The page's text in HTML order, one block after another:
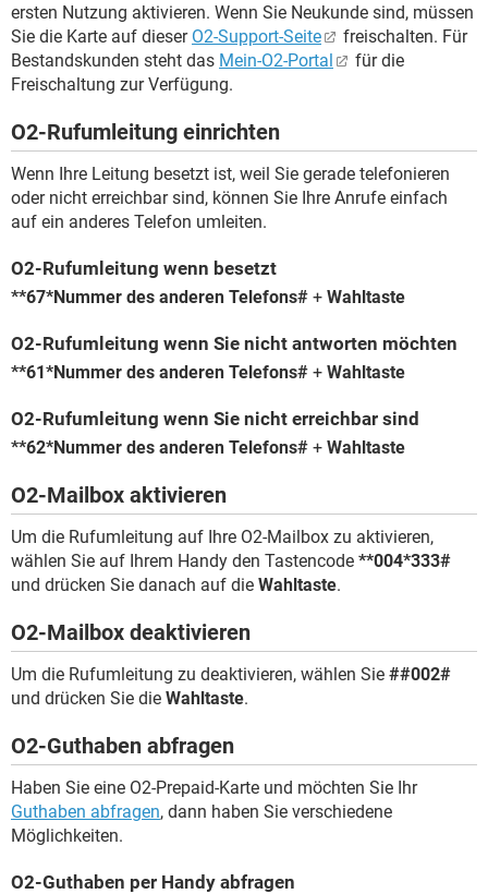
ersten Nutzung aktivieren. Wenn Sie Neukunde sind, müssen
Sie die Karte auf dieser O2-Support-Seite
freischalten. Für
Bestandskunden steht das Mein-O2-Portal
für die
Freischaltung zur Verfügung.
O2-Rufumleitung einrichten
Wenn Ihre Leitung besetzt ist, weil Sie gerade telefonieren
oder nicht erreichbar sind, können Sie Ihre Anrufe einfach
auf ein anderes Telefon umleiten.
O2-Rufumleitung wenn besetzt
**67*Nummer des anderen Telefons# + Wahltaste
O2-Rufumleitung wenn Sie nicht antworten möchten
**61*Nummer des anderen Telefons# + Wahltaste
O2-Rufumleitung wenn Sie nicht erreichbar sind
**62*Nummer des anderen Telefons# + Wahltaste
O2-Mailbox aktivieren
Um die Rufumleitung auf Ihre O2-Mailbox zu aktivieren,
wählen Sie auf Ihrem Handy den Tastencode **004*333#
und drücken Sie danach auf die Wahltaste.
O2-Mailbox deaktivieren
Um die Rufumleitung zu deaktivieren, wählen Sie ##002#
und drücken Sie die Wahltaste.
O2-Guthaben abfragen
Haben Sie eine O2-Prepaid-Karte und möchten Sie Ihr
Guthaben abfragen, dann haben Sie verschiedene
Möglichkeiten.
O2-Guthaben per Handy abfragen